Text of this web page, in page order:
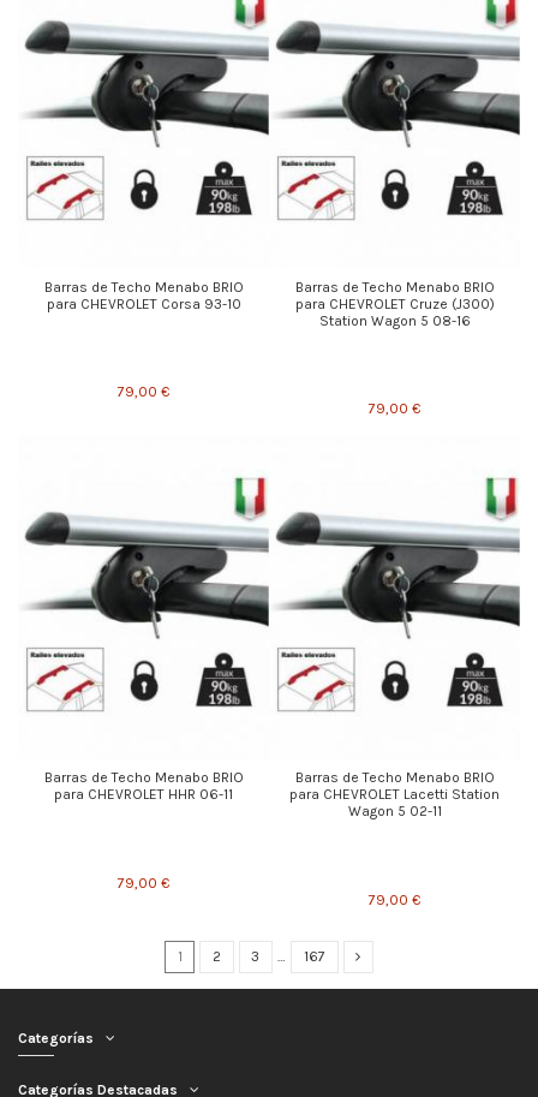
Barras de Techo Menabo BRIO
para CHEVROLET Corsa 93-10
79,00 €
Barras de Techo Menabo BRIO
para CHEVROLET Cruze (J300)
Station Wagon 5 08-16
79,00 €
Barras de Techo Menabo BRIO
para CHEVROLET HHR 06-11
79,00 €
Barras de Techo Menabo BRIO
para CHEVROLET Lacetti Station
Wagon 5 02-11
79,00 €
1 2 3 … 167
Categorías
Categorías Destacadas